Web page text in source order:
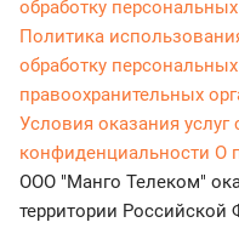
обработку
Политика
обработку
правоохранительных
Условия оказания услуг
конфиденциальности О
ООО "Манго Телеком"
территории Российской